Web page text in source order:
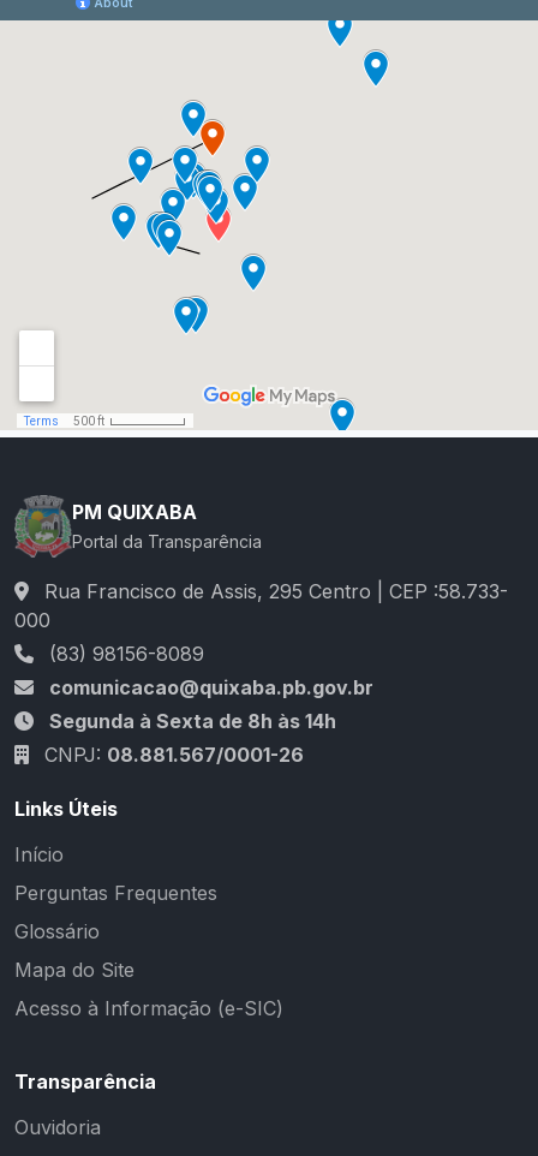
PM QUIXABA
Portal da Transparência
Rua Francisco de Assis, 295 Centro | CEP :58.733-
000
(83) 98156-8089
comunicacao@quixaba.pb.gov.br
Segunda à Sexta de 8h às 14h
CNPJ: 08.881.567/0001-26
Links Úteis
Início
Perguntas Frequentes
Glossário
Mapa do Site
Acesso à Informação (e-SIC)
Transparência
Ouvidoria